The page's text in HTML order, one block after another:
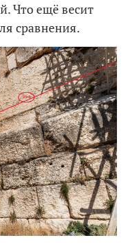
Что ещё весит
сравнения.